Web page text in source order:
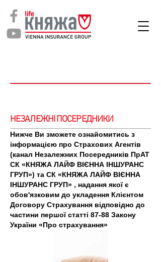
НЕЗАЛЕЖНІ ПОСЕРЕДНИКИ
Нижче Ви зможете ознайомитись з
інформацією про Страхових Агентів
(канал Незалежних Посередників ПрАТ
СК «КНЯЖА ЛАЙФ ВІЄННА ІНШУРАНС
ГРУП») та СК «КНЯЖА ЛАЙФ ВІЄННА
ІНШУРАНС ГРУП» , надання якої є
обов'язковим до укладення Клієнтом
Договору Страхування відповідно до
частини першої статті 87-88 Закону
України «Про страхування»